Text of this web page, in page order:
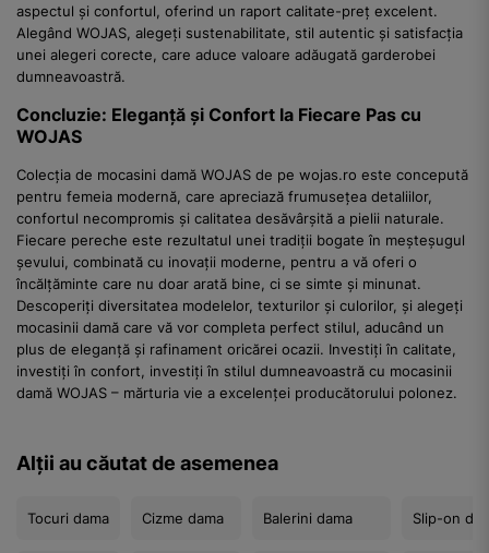
aspectul și confortul, oferind un raport calitate-preț excelent.
Alegând WOJAS, alegeți sustenabilitate, stil autentic și satisfacția
unei alegeri corecte, care aduce valoare adăugată garderobei
dumneavoastră.
Concluzie: Eleganță și Confort la Fiecare Pas cu
WOJAS
Colecția de mocasini damă WOJAS de pe wojas.ro este concepută
pentru femeia modernă, care apreciază frumusețea detaliilor,
confortul necompromis și calitatea desăvârșită a pielii naturale.
Fiecare pereche este rezultatul unei tradiții bogate în meșteșugul
șevului, combinată cu inovații moderne, pentru a vă oferi o
încălțăminte care nu doar arată bine, ci se simte și minunat.
Descoperiți diversitatea modelelor, texturilor și culorilor, și alegeți
mocasinii damă care vă vor completa perfect stilul, aducând un
plus de eleganță și rafinament oricărei ocazii. Investiți în calitate,
investiți în confort, investiți în stilul dumneavoastră cu mocasinii
damă WOJAS – mărturia vie a excelenței producătorului polonez.
Alții au căutat de asemenea
Tocuri dama Cizme dama Balerini dama Slip-on